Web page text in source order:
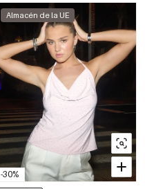
-30%
Almacén de la UE